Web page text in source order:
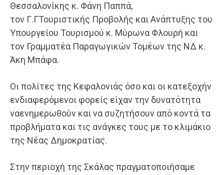
Θεσσαλονίκης κ. Φάνη Παππά,
τον Γ.ΓΤουριστικής Προβολής και Ανάπτυξης του
Υπουργείου Τουρισμού κ. Μύρωνα Φλουρή και
τον Γραμματέα Παραγωγικών Τομέων της ΝΔ κ.
Άκη Μπάφα.
Οι πολίτες της Κεφαλονιάς όσο και οι κατεξοχήν
ενδιαφερόμενοι φορείς είχαν την δυνατότητα
ναενημερωθούν και να συζητήσουν από κοντά τα
προβλήματα και τις ανάγκες τους με το κλιμάκιο
της Νέας Δημοκρατίας.
Στην περιοχή της Σκάλας πραγματοποιήσαμε